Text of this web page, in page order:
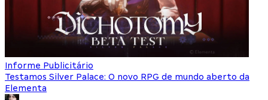
Informe Publicitário
Testamos Silver Palace: O novo RPG de mundo aberto da
Elementa